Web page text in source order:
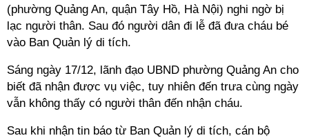
(phường Quảng An, quận Tây Hồ, Hà Nội) nghi ngờ bị
lạc người thân. Sau đó người dân đi lễ đã đưa cháu bé
vào Ban Quản lý di tích.
Sáng ngày 17/12, lãnh đạo UBND phường Quảng An cho
biết đã nhận được vụ việc, tuy nhiên đến trưa cùng ngày
vẫn không thấy có người thân đến nhận cháu.
Sau khi nhận tin báo từ Ban Quản lý di tích, cán bộ